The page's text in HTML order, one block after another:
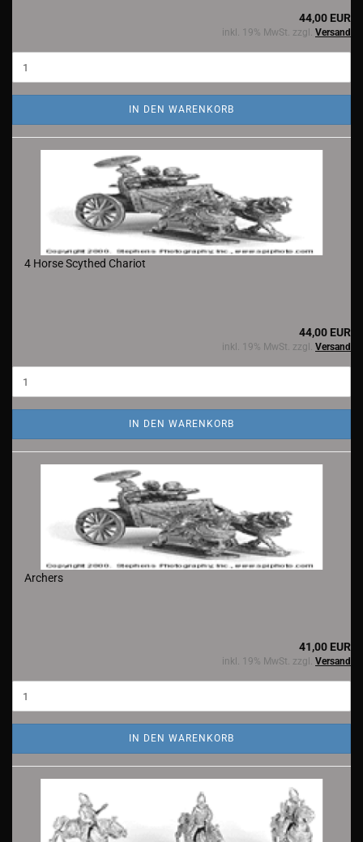
44,00 EUR
inkl. 19% MwSt. zzgl. Versand
IN DEN WARENKORB
4 Horse Scythed Chariot
44,00 EUR
inkl. 19% MwSt. zzgl. Versand
IN DEN WARENKORB
Archers
41,00 EUR
inkl. 19% MwSt. zzgl. Versand
IN DEN WARENKORB